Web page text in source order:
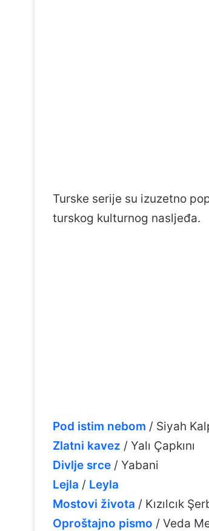
Turske serije su izuzetno
turskog kulturnog nasljeđa.
Pod istim nebom / Siyah
Zlatni kavez / Yalı Çapkını
Divlje srce / Yabani
Lejla / Leyla
Mostovi života / Kızılcık
Oproštajno pismo / Veda